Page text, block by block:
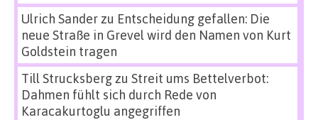
Ulrich Sanderzu Entscheidung gefallen: Die
neue Straße in Grevel wird den Namen von Kurt
Goldstein tragen
Till Strucksbergzu Streit ums Bettelverbot:
Dahmen fühlt sich durch Rede von
Karacakurtoglu angegriffen